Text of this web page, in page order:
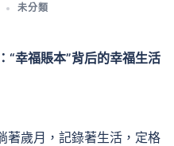
未分類
“幸福賬本”背后的幸福生活
著歲月，記錄著生活，定格